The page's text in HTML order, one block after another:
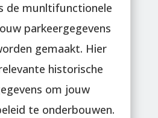
de munltifunctionele
parkeergegevens
gemaakt. Hier
historische
om jouw
te onderbouwen.